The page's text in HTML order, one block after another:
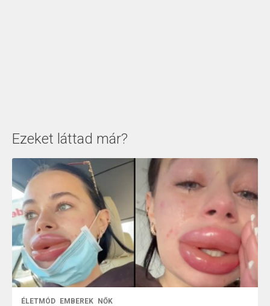
Ezeket láttad már?
ÉLETMÓD EMBEREK NŐK